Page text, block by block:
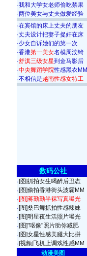
·我和大学女老师偷吃禁果
·两位美女与丈夫做爱经验
·在宾馆的床上丈夫的朋友
·丈夫设计把妻子捉奸在床
·少女自诉她们的第一次
·香港第一美女名模周汶锜
·舒淇三级女星到金马影后
·中央舞蹈学院性感黑衣MM
·不相信是越南性感女特工
数码公社
· [图]抓拍女生喝醉后丑态
· [图]偷拍香港街头波霸MM
·[图]蒋勤勤半裸写真曝光
· [图]桑巴舞抓拍性感辣妹
· [图]明星夜生活照片曝光
· [图]"呕像"照片助你减肥
· [图]女星性感美腿大比拼
· [视频]飞机上调戏性感MM
动漫美图